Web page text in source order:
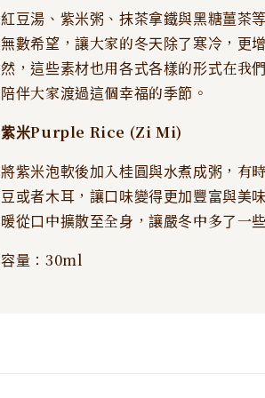
紅豆湯、紫米粥、抹茶拿鐵與黑糖薑茶
無數希望，讓大家的冬天除了寒冷，更
然，這些素材也用各式各樣的形式在我
陪伴大家渡過這個幸福的季節。
紫米Purple Rice (Zi Mi)
將紫米泡軟後加入桂圓與水煮成粥，有
豆或者木耳，讓口味變得更加豐富與美
暖從口中擴散至全身，讓嚴冬中多了一
容量：30ml